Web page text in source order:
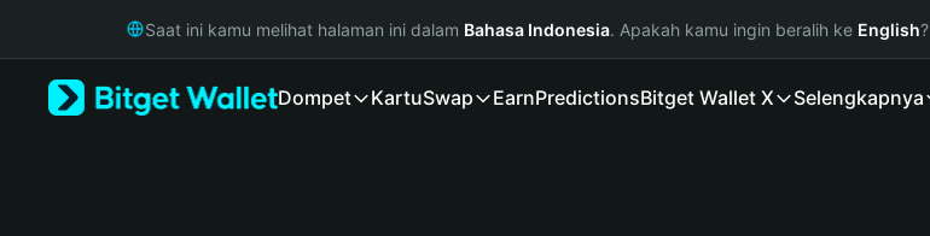
Русский
Saat ini kamu melihat halaman ini dalam Bahasa Indonesia. Apakah kamu ingin beralih ke English?
Dompet KartuSwap EarnPredictionsBitget Wallet X Selengkapnya